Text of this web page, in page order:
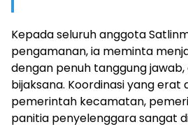
Kepada seluruh anggota
pengamanan, ia meminta
dengan penuh tanggung jawab,
bijaksana. Koordinasi yang erat
pemerintah kecamatan,
panitia penyelenggara sangat